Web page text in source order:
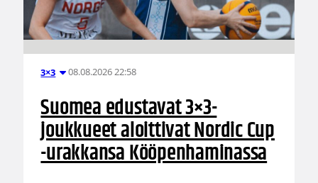
3×3 08.08.2026 22:58
Suomea edustavat 3×3-
joukkueet aloittivat Nordic Cup
-urakkansa Kööpenhaminassa